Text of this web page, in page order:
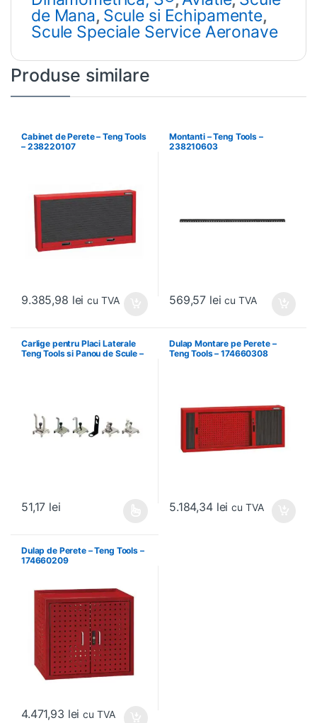
de Mana, Scule si Echipamente,
Scule Speciale Service Aeronave
Produse similare
Cabinet de Perete – Teng Tools
– 238220107
9.385,98 lei cu TVA
Montanti – Teng Tools –
238210603
569,57 lei cu TVA
Carlige pentru Placi Laterale
Teng Tools si Panou de Scule –
51,17 lei
Dulap Montare pe Perete –
Teng Tools – 174660308
5.184,34 lei cu TVA
Dulap de Perete – Teng Tools –
174660209
4.471,93 lei cu TVA